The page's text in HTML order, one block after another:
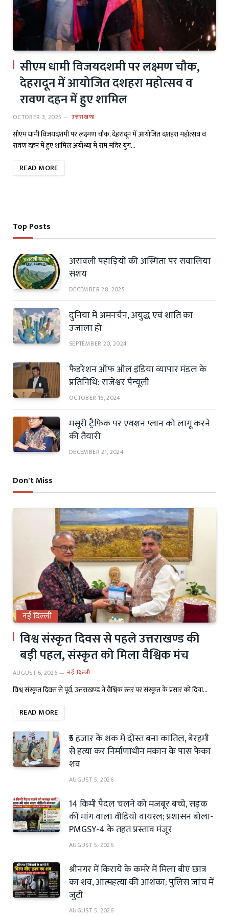
सीएम धामी विजयदशमी पर लक्ष्मण चौक,
देहरादून में आयोजित दशहरा महोत्सव व
रावण दहन में हुए शामिल
OCTOBER 3, 2025 उत्तराखण्ड
सीएम धामी विजयदशमी पर लक्ष्मण चौक, देहरादून में आयोजित दशहरा महोत्सव व
रावण दहन में हुए शामिल अयोध्या में राम मंदिर युग…
READ MORE
Top Posts
अरावली पहाड़ियों की अस्मिता पर सवालिया
संशय
DECEMBER 28, 2025
दुनिया में अमनचैन, अयुद्ध एवं शांति का
उजाला हो
SEPTEMBER 20, 2024
फैडरेशन ऑफ ऑल इंडिया व्यापार मंडल के
प्रतिनिधि: राजेश्वर पैन्यूली
OCTOBER 16, 2024
मसूरी ट्रैफिक पर एक्शन प्लान को लागू करने
की तैयारी
DECEMBER 21, 2024
Don't Miss
नई दिल्ली
विश्व संस्कृत दिवस से पहले उत्तराखण्ड की
बड़ी पहल, संस्कृत को मिला वैश्विक मंच
AUGUST 6, 2026 नई दिल्ली
विश्व संस्कृत दिवस से पूर्व, उत्तराखण्ड ने वैश्विक स्तर पर संस्कृत के प्रसार को दिया…
READ MORE
₹5 हजार के शक में दोस्त बना कातिल, बेरहमी
से हत्या कर निर्माणाधीन मकान के पास फेंका
शव
AUGUST 5, 2026
14 किमी पैदल चलने को मजबूर बच्चे, सड़क
की मांग वाला वीडियो वायरल; प्रशासन बोला-
PMGSY-4 के तहत प्रस्ताव मंजूर
AUGUST 5, 2026
श्रीनगर में किराये के कमरे में मिला बीए छात्र
का शव, आत्महत्या की आशंका; पुलिस जांच में
जुटी
AUGUST 5, 2026